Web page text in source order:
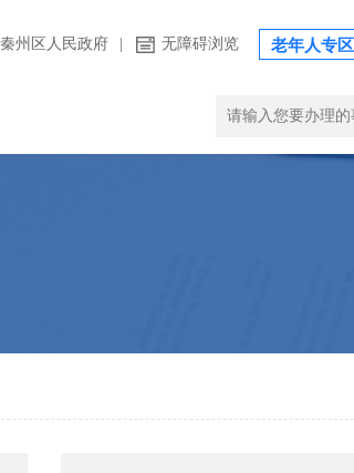
秦州区人民政府 无障碍浏览 老年人专区